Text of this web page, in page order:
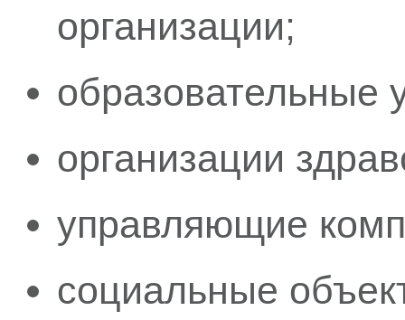
организации;
образовательные
организации
управляющие
социальные